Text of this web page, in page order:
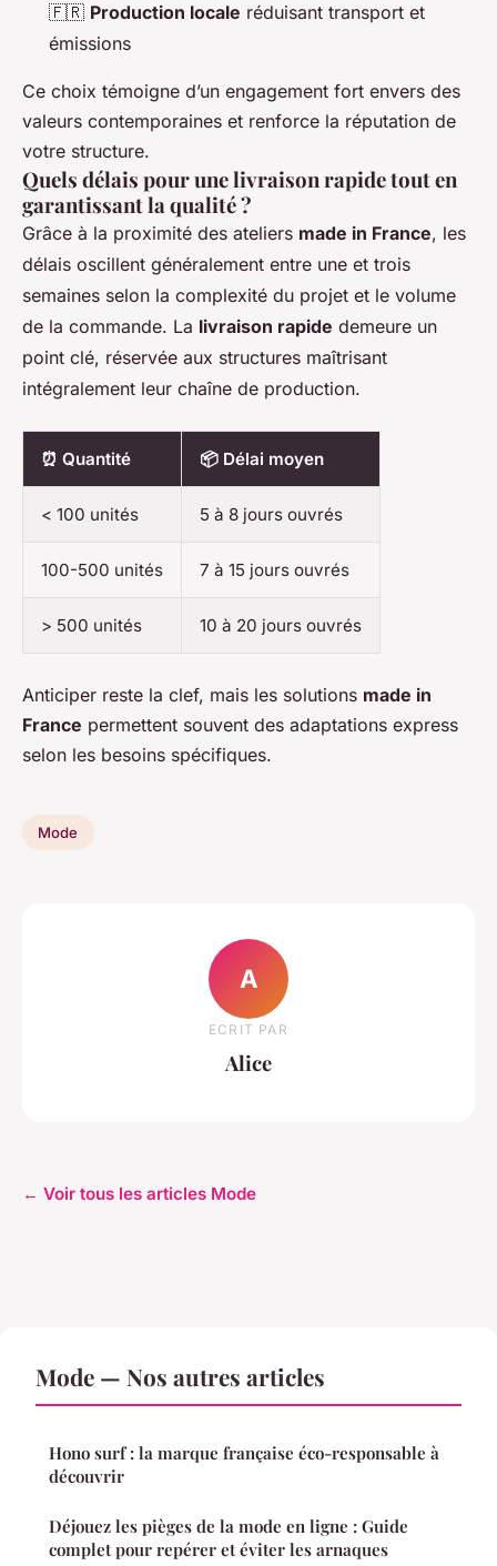
🇫🇷 Production locale réduisant transport et
émissions
Ce choix témoigne d’un engagement fort envers des
valeurs contemporaines et renforce la réputation de
votre structure.
Quels délais pour une livraison rapide tout en
garantissant la qualité ?
Grâce à la proximité des ateliers made in France, les
délais oscillent généralement entre une et trois
semaines selon la complexité du projet et le volume
de la commande. La livraison rapide demeure un
point clé, réservée aux structures maîtrisant
intégralement leur chaîne de production.
⏰ Quantité 📦 Délai moyen
< 100 unités 5 à 8 jours ouvrés
100-500 unités 7 à 15 jours ouvrés
> 500 unités 10 à 20 jours ouvrés
Anticiper reste la clef, mais les solutions made in
France permettent souvent des adaptations express
selon les besoins spécifiques.
Mode
A
ECRIT PAR
Alice
← Voir tous les articles Mode
Mode — Nos autres articles
Hono surf : la marque française éco-responsable à
découvrir
Déjouez les pièges de la mode en ligne : Guide
complet pour repérer et éviter les arnaques